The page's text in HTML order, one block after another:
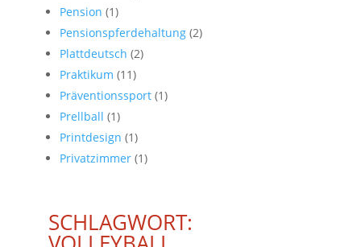
Pension (1)
Pensionspferdehaltung (2)
Plattdeutsch (2)
Praktikum (11)
Präventionssport (1)
Prellball (1)
Printdesign (1)
Privatzimmer (1)
SCHLAGWORT: